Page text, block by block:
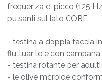
frequenza di picco (125
pulsanti sul lato CORE.
- testina a doppia faccia
fluttuante e con campana
- testina rotante per
- le olive morbide